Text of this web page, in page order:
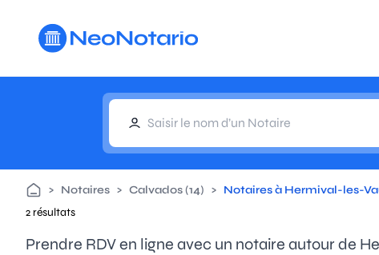
> Notaires > Calvados (14) > Notaires à Hermival-les-
2 résultats
Prendre RDV en ligne avec un notaire autour de